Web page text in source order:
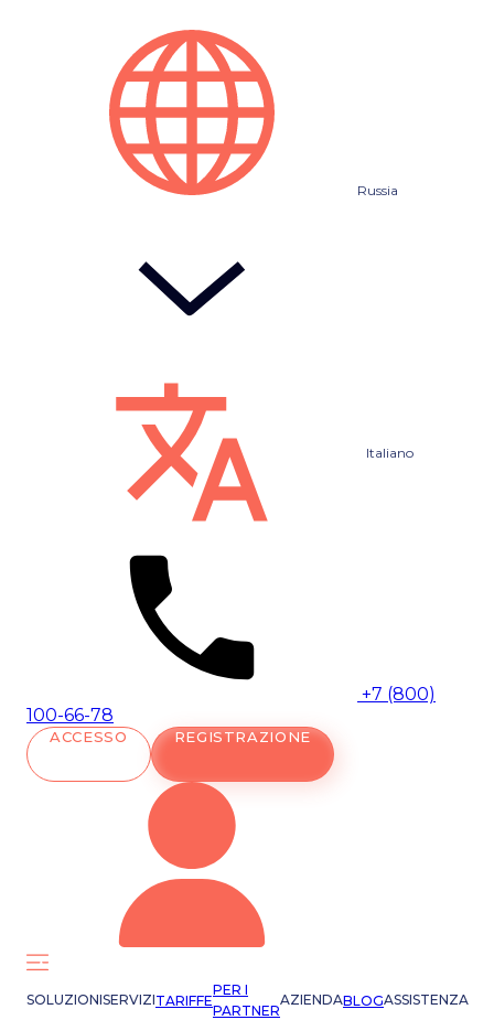
Russia
Italiano
+7 (800)
100-66-78
ACCESSO REGISTRAZIONE
SOLUZIONISERVIZITARIFFE
PER I
PARTNER
AZIENDABLOGASSISTENZA